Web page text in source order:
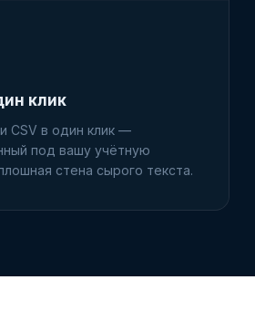
клик
CSV в один клик —
под вашу учётную
стена сырого текста.